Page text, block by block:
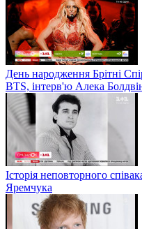
День народження Брітні
BTS, інтерв'ю Алека
Історія неповторного
Яремчука